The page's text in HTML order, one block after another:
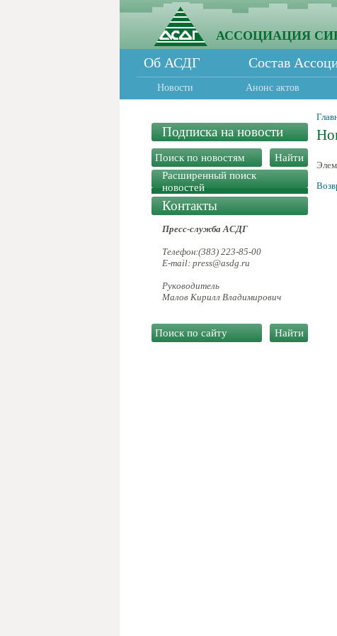
АССОЦИАЦИЯ
Об АСДГ Состав
Новости Анонс актов
Подписка на новости
Расширенный поиск
новостей
Контакты
Пресс-служба АСДГ
Телефон:(383) 223-85-00
E-mail: press@asdg.ru
Руководитель
Малов Кирилл Владимирович